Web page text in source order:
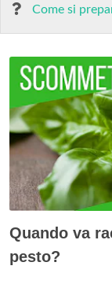
Come si
Quando va
pesto?